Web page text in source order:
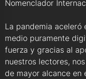
Nomenclador
La pandemia aceleró
medio puramente
fuerza y gracias al
nuestros lectores,
de mayor alcance en